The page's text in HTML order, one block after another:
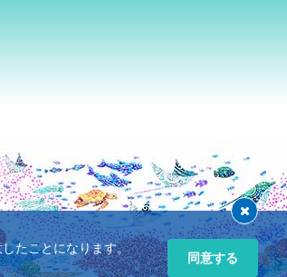
たことになります。
同意する